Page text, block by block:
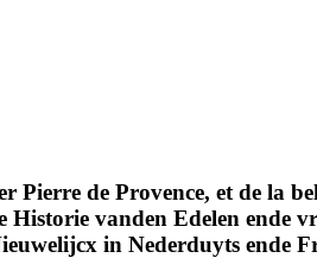
de Provence, et de la
vanden Edelen ende
in Nederduyts ende